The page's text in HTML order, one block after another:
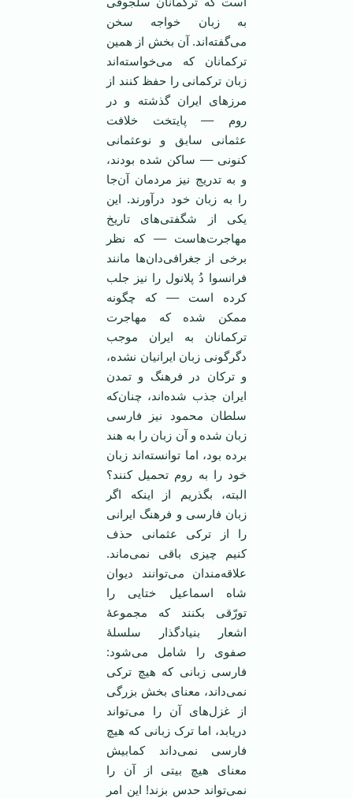
به زبان خواجه سخن
می‌گفته‌اند. آن بخش از همین
ترکمانان که می‌خواسته‌اند
زبان ترکمانی را حفظ کنند از
مرزهای ایران گذشته و در
روم –– پایتخت خلافت
عثمانی سابق و نوعثمانی
کنونی ––‌ ساکن شده بودند،
و به تدریج نیز مردمان آن‌جا
را به زبان خود درآورند. این
یکی از شگفتی‌های تاریخ
مهاجرت‌هاست –– که نظر
برخی از جغرافی‌دان‌ها مانند
فرانسوا دُ پلانول را نیز جلب
کرده است –– که چگونه
ممکن شده که مهاجرت
ترکمانان به ایران موجب
دگرگونی زبان ایرانیان نشده،
و ترکان در فرهنگ و تمدن
ایران جذب شده‌اند، چنان‌که
سلطان محمود نیز فارسی
زبان شده و آن زبان را به هند
برده بود، اما توانسته‌اند زبان
خود را به روم تحمیل کنند؟
البته، بگذریم از اینکه اگر
زبان فارسی و فرهنگ ایرانی
را از ترکی عثمانی حذف
کنیم چیزی باقی نمی‌ماند.
علاقه‌مندان می‌توانند دیوان
شاه اسماعیل ختایی را
تورّقی بکنند که مجموعۀ
اشعار بنیادگذار سلسلۀ
صفوی را شامل می‌شود:
فارسی زبانی که هیچ ترکی
نمی‌داند، معنای بخش بزرگی
از غزل‌های آن را می‌تواند
دریابد، اما ترک زبانی که هیچ
فارسی نمی‌داند کمابیش
معنای هیچ بیتی از آن را
نمی‌تواند حدس بزند! این امر